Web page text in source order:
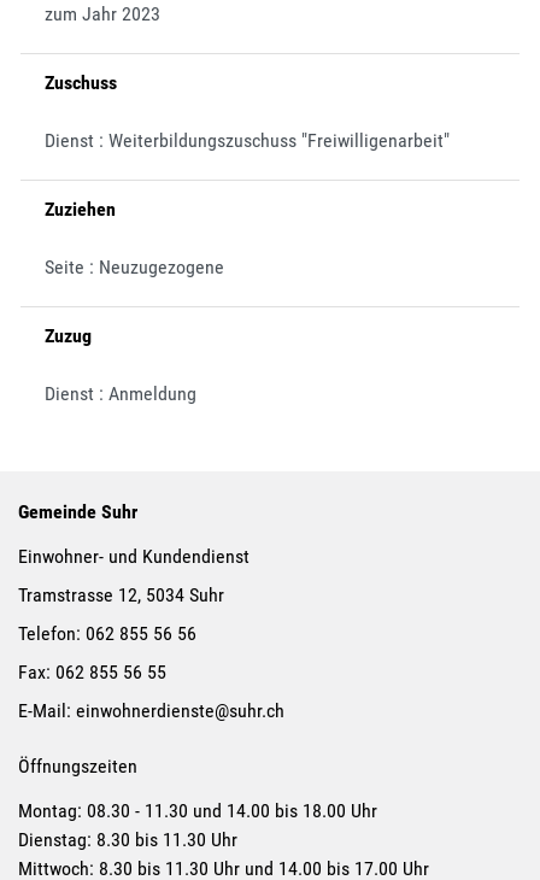
zum Jahr 2023
Zuschuss
Dienst : Weiterbildungszuschuss "Freiwilligenarbeit"
Zuziehen
Seite : Neuzugezogene
Zuzug
Dienst : Anmeldung
Gemeinde Suhr
Einwohner- und Kundendienst
Tramstrasse 12, 5034 Suhr
Telefon: 062 855 56 56
Fax: 062 855 56 55
E-Mail: einwohnerdienste@suhr.ch
Öffnungszeiten
Montag: 08.30 - 11.30 und 14.00 bis 18.00 Uhr
Dienstag: 8.30 bis 11.30 Uhr
Mittwoch: 8.30 bis 11.30 Uhr und 14.00 bis 17.00 Uhr